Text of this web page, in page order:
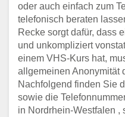
oder auch einfach zum
telefonisch beraten
Recke sorgt dafür, dass
und unkompliziert
einem VHS-Kurs hat,
allgemeinen Anonymität
Nachfolgend finden Sie
sowie die
in Nordrhein-Westfalen ,